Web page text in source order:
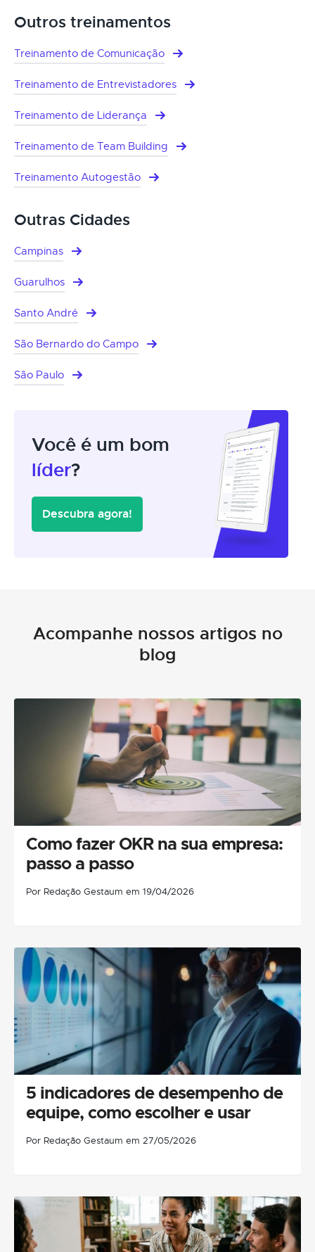
Outros treinamentos
Treinamento de Comunicação
Treinamento de Entrevistadores
Treinamento de Liderança
Treinamento de Team Building
Treinamento Autogestão
Outras Cidades
Campinas
Guarulhos
Santo André
São Bernardo do Campo
São Paulo
Você é um bom
líder?
Descubra agora!
Acompanhe nossos artigos no
blog
Como fazer OKR na sua empresa:
passo a passo
Por Redação Gestaum em 19/04/2026
5 indicadores de desempenho de
equipe, como escolher e usar
Por Redação Gestaum em 27/05/2026